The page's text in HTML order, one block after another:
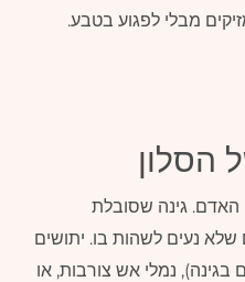
מבלי לפגוע בטבע.
הסלון
האדם. גינה שסובלת
נעים לשהות בו. יתושים
נמלי אש צורבות, או